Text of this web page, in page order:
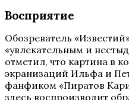
Восприятие
Обозреватель
«увлекательным и
отметил, что картина в
экранизаций Ильфа и
фанфиком «Пиратов
здесь воспроизводит